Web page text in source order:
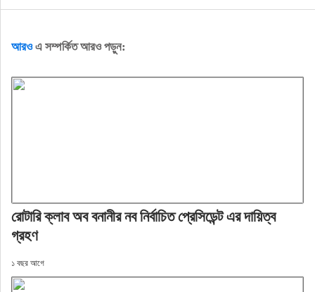
আরওএ সম্পর্কিত আরও পড়ুন:
রোটারি ক্লাব অব বনানীর নব নির্বাচিত প্রেসিডেন্ট এর দায়িত্ব
গ্রহণ
১ বছর আগে